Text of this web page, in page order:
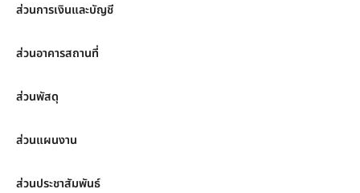
ส่วนการเงินและบัญชี
ส่วนอาคารสถานที่
ส่วนพัสดุ
ส่วนแผนงาน
ส่วนประชาสัมพันธ์